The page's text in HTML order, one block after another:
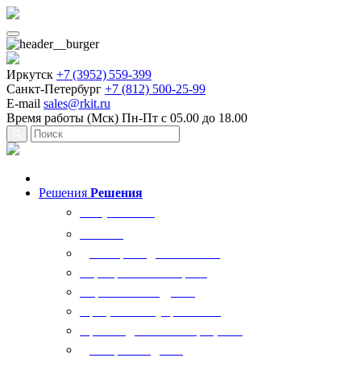
Иркутск +7 (3952) 559-399
Санкт-Петербург +7 (812) 500-25-99
E-mail sales@rkit.ru
Время работы (Мск) Пн-Пт с 05.00 до 18.00
Решения Решения